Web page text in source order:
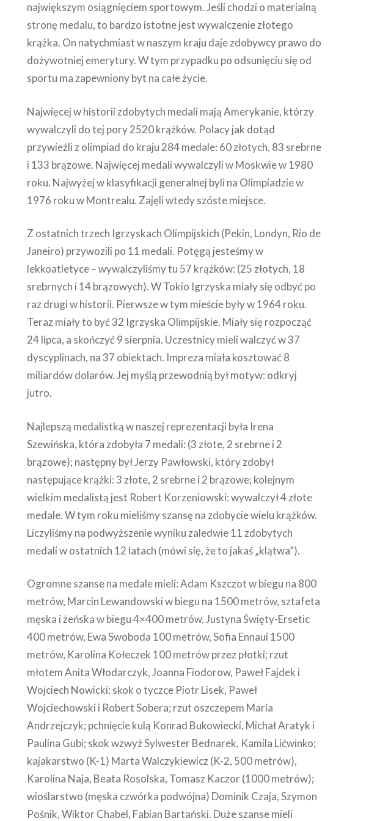
największym osiągnięciem sportowym. Jeśli chodzi o materialną
stronę medalu, to bardzo istotne jest wywalczenie złotego
krążka. On natychmiast w naszym kraju daje zdobywcy prawo do
dożywotniej emerytury. W tym przypadku po odsunięciu się od
sportu ma zapewniony byt na całe życie.
Najwięcej w historii zdobytych medali mają Amerykanie, którzy
wywalczyli do tej pory 2520 krążków. Polacy jak dotąd
przywieźli z olimpiad do kraju 284 medale: 60 złotych, 83 srebrne
i 133 brązowe. Najwięcej medali wywalczyli w Moskwie w 1980
roku. Najwyżej w klasyfikacji generalnej byli na Olimpiadzie w
1976 roku w Montrealu. Zajęli wtedy szóste miejsce.
Z ostatnich trzech Igrzyskach Olimpijskich (Pekin, Londyn, Rio de
Janeiro) przywozili po 11 medali. Potęgą jesteśmy w
lekkoatletyce – wywalczyliśmy tu 57 krążków: (25 złotych, 18
srebrnych i 14 brązowych). W Tokio Igrzyska miały się odbyć po
raz drugi w historii. Pierwsze w tym mieście były w 1964 roku.
Teraz miały to być 32 Igrzyska Olimpijskie. Miały się rozpocząć
24 lipca, a skończyć 9 sierpnia. Uczestnicy mieli walczyć w 37
dyscyplinach, na 37 obiektach. Impreza miała kosztować 8
miliardów dolarów. Jej myślą przewodnią był motyw: odkryj
jutro.
Najlepszą medalistką w naszej reprezentacji była Irena
Szewińska, która zdobyła 7 medali: (3 złote, 2 srebrne i 2
brązowe); następny był Jerzy Pawłowski, który zdobył
następujące krążki: 3 złote, 2 srebrne i 2 brązowe; kolejnym
wielkim medalistą jest Robert Korzeniowski: wywalczył 4 złote
medale. W tym roku mieliśmy szansę na zdobycie wielu krążków.
Liczyliśmy na podwyższenie wyniku zaledwie 11 zdobytych
medali w ostatnich 12 latach (mówi się, że to jakaś „klątwa”).
Ogromne szanse na medale mieli: Adam Kszczot w biegu na 800
metrów, Marcin Lewandowski w biegu na 1500 metrów, sztafeta
męska i żeńska w biegu 4×400 metrów, Justyna Święty-Ersetic
400 metrów, Ewa Swoboda 100 metrów, Sofia Ennaui 1500
metrów, Karolina Kołeczek 100 metrów przez płotki; rzut
młotem Anita Włodarczyk, Joanna Fiodorow, Paweł Fajdek i
Wojciech Nowicki; skok o tyczce Piotr Lisek, Paweł
Wojciechowski i Robert Sobera; rzut oszczepem Maria
Andrzejczyk; pchnięcie kulą Konrad Bukowiecki, Michał Aratyk i
Paulina Gubi; skok wzwyż Sylwester Bednarek, Kamila Lićwinko;
kajakarstwo (K-1) Marta Walczykiewicz (K-2, 500 metrów),
Karolina Naja, Beata Rosolska, Tomasz Kaczor (1000 metrów);
wioślarstwo (męska czwórka podwójna) Dominik Czaja, Szymon
Pośnik, Wiktor Chabel, Fabian Bartański. Duże szanse mieli